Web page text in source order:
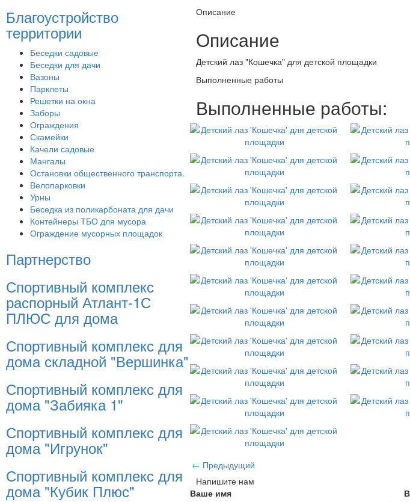
Благоустройство
территории
Беседки садовые
Беседки для дачи
Вазоны
Парклеты
Решетки на окна
Заборы
Ограждения
Скамейки
Качели садовые
Мангалы
Остановки общественного транспорта.
Велопарковки
Урны
Беседка из поликарбоната для дачи
Контейнеры ТБО для мусора
Ограждение мусорных площадок
Партнерство
Спортивный комплекс
распорный Атлант-1С
ПЛЮС для дома
Спортивный комплекс для
дома складной "Вершинка"
Спортивный комплекс для
дома "Забияка 1"
Спортивный комплекс для
дома "Игрунок"
Спортивный комплекс для
дома "Кубик Плюс"
Описание
Описание
Детский лаз "Кошечка" для детской площадки
Выполненные работы
Выполненные работы:
← Предыдущий
Напишите нам
Ваше имя